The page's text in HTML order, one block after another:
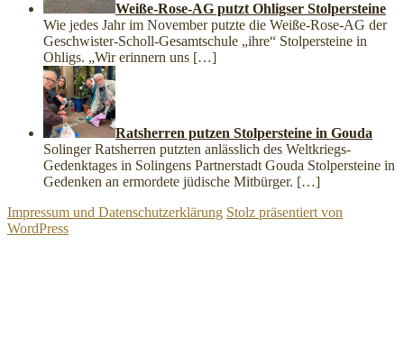
Weiße-Rose-AG putzt Ohligser Stolpersteine
Wie jedes Jahr im November putzte die Weiße-Rose-AG der
Geschwister-Scholl-Gesamtschule „ihre“ Stolpersteine in
Ohligs. „Wir erinnern uns […]
Ratsherren putzen Stolpersteine in Gouda
Solinger Ratsherren putzten anlässlich des Weltkriegs-
Gedenktages in Solingens Partnerstadt Gouda Stolpersteine in
Gedenken an ermordete jüdische Mitbürger. […]
Impressum und Datenschutzerklärung Stolz präsentiert von
WordPress